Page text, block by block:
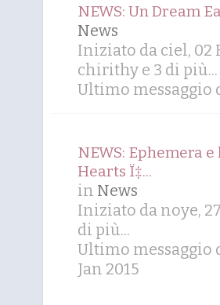
NEWS: Un Dream
News
Iniziato da ciel, 02
chirithy e 3 di più...
Ultimo messaggio
NEWS: Ephemera
Hearts Ï‡...
in News
Iniziato da noye,
di più...
Ultimo messaggio
Jan 2015